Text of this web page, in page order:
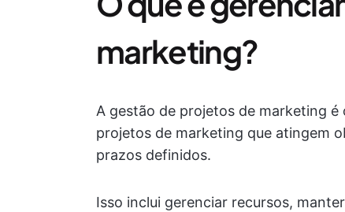
marketing?
A gestão de projetos de marketing
projetos de marketing que atingem
prazos definidos.
Isso inclui gerenciar recursos,